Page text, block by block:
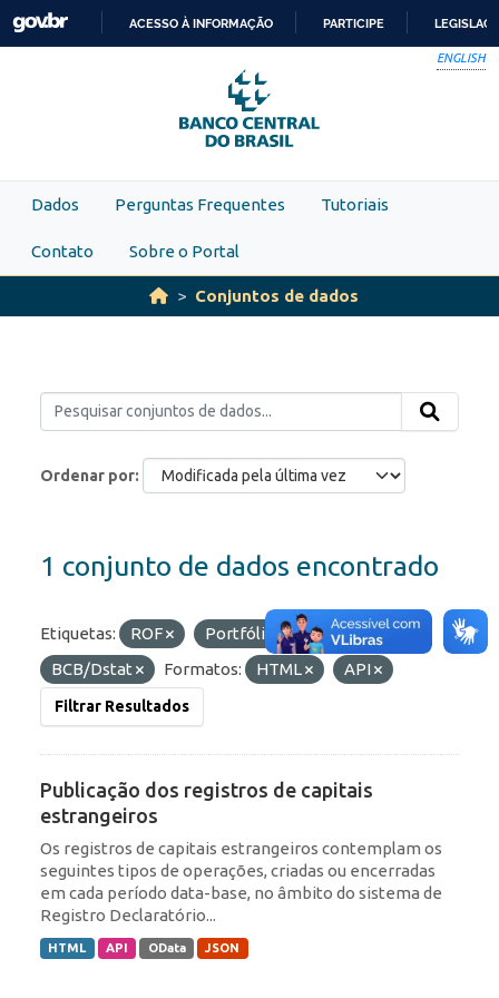
Skip to main content
PARA
O
CONTEÚDO
ACESSO À INFORMAÇÃO PARTICIPE
ENGLISH
Dados Perguntas Frequentes Tutoriais
Contato Sobre o Portal
Conjuntos de dados
Ordenar por
1 conjunto de dados encontrado
Etiquetas: ROF Portfólio
Organizações:
BCB/Dstat
Formatos: HTML API
Filtrar Resultados
Publicação dos registros de capitais
estrangeiros
Os registros de capitais estrangeiros contemplam os
seguintes tipos de operações, criadas ou encerradas
em cada período data-base, no âmbito do sistema de
Registro Declaratório...
HTML API OData JSON